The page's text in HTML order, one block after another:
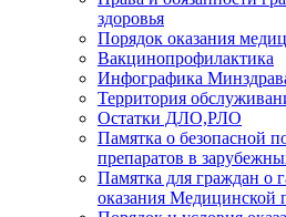
здоровья
Порядок оказания
Вакцинопрофилактика
Инфографика
Территория
Остатки ДЛО,РЛО
Памятка о безопасной
препаратов в
Памятка для граждан о
оказания Медицинской